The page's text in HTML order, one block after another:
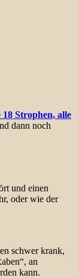
18 Strophen, alle
dann noch
und einen
oder wie der
schwer krank,
an
kann.